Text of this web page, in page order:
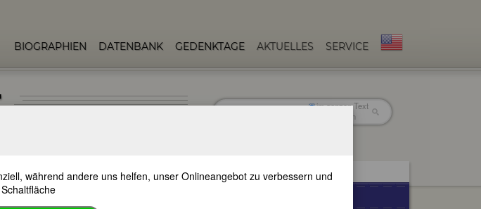
BIOGRAPHIEN DATENBANK GEDENKTAGE AKTUELLES SERVICE
im ganzen Text
nur in Titeln
Wenn Sie mehr über diese Frauen
wir Ihnen die
während andere uns helfen, unser Onlineangebot zu verbessern und